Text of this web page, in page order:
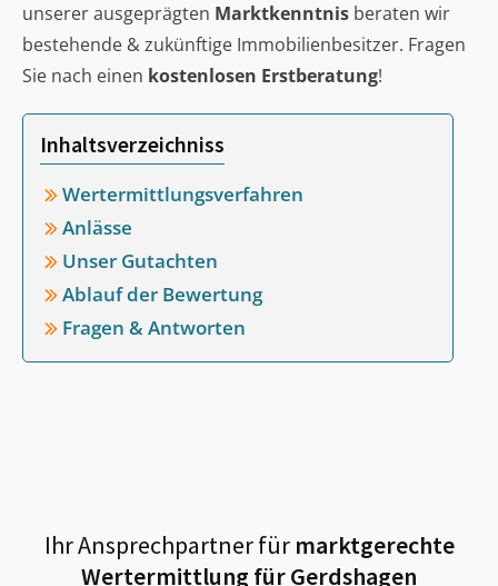
unserer ausgeprägten Marktkenntnis beraten wir
bestehende & zukünftige Immobilienbesitzer. Fragen
Sie nach einen kostenlosen Erstberatung!
Inhaltsverzeichniss
Wertermittlungsverfahren
Anlässe
Unser Gutachten
Ablauf der Bewertung
Fragen & Antworten
Ihr Ansprechpartner fürmarktgerechte
Wertermittlung fürGerdshagen